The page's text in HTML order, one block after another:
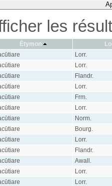
les
Étymon
Lorr.
Lorr.
Flandr.
Lorr.
Frm.
Lorr.
Norm.
Bourg.
Lorr.
Flandr.
Awall.
Lorr.
Lorr.